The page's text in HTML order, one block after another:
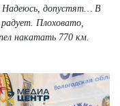
Надеюсь, допустят… В
Плоховато,
накатать 770 км.